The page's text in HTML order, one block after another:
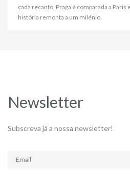
cada recanto. Praga é comparada a Paris
história remonta a um milénio.
Newsletter
Subscreva já a nossa newsletter!